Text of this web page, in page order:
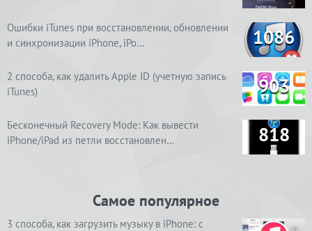
Ошибки iTunes при восстановлении, обновлении
и синхронизации iPhone, iPo…
1086
2 способа, как удалить Apple ID (учетную запись
iTunes)
903
Бесконечный Recovery Mode: Как вывести
iPhone/iPad из петли восстановлен…
818
Самое популярное
3 способа, как загрузить музыку в iPhone: с